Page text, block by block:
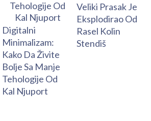
Digitalni
Minimalizam:
Kako Da Živite
Bolje Sa Manje
Tehologije Od
Kal Njuport
Veliki Prasak Je
Eksplodirao Od
Rasel Kolin
Stendiš